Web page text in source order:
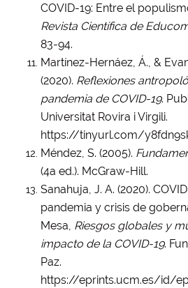
COVID-19: Entre el
Revista Científica de
83-94.
Martínez-Hernáez, Á., &
(2020). Reflexiones
pandemia de COVID-19.
Universitat Rovira i Virgili.
https://tinyurl.com/
Méndez, S. (2005).
(4a ed.). McGraw-Hill.
Sanahuja, J. A. (2020).
pandemia y crisis de
Mesa, Riesgos globales y
impacto de la COVID-19.
Paz.
https://eprints.ucm.es/id/